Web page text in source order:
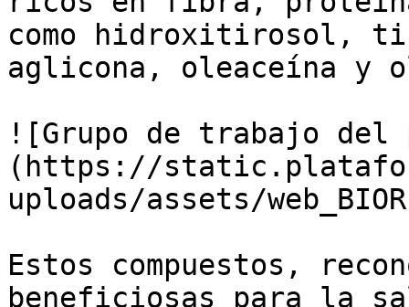
como hidroxitirosol,
aglicona, oleaceína y
![Grupo de trabajo del
(https://
uploads/assets/
Estos compuestos,
beneficiosas para la